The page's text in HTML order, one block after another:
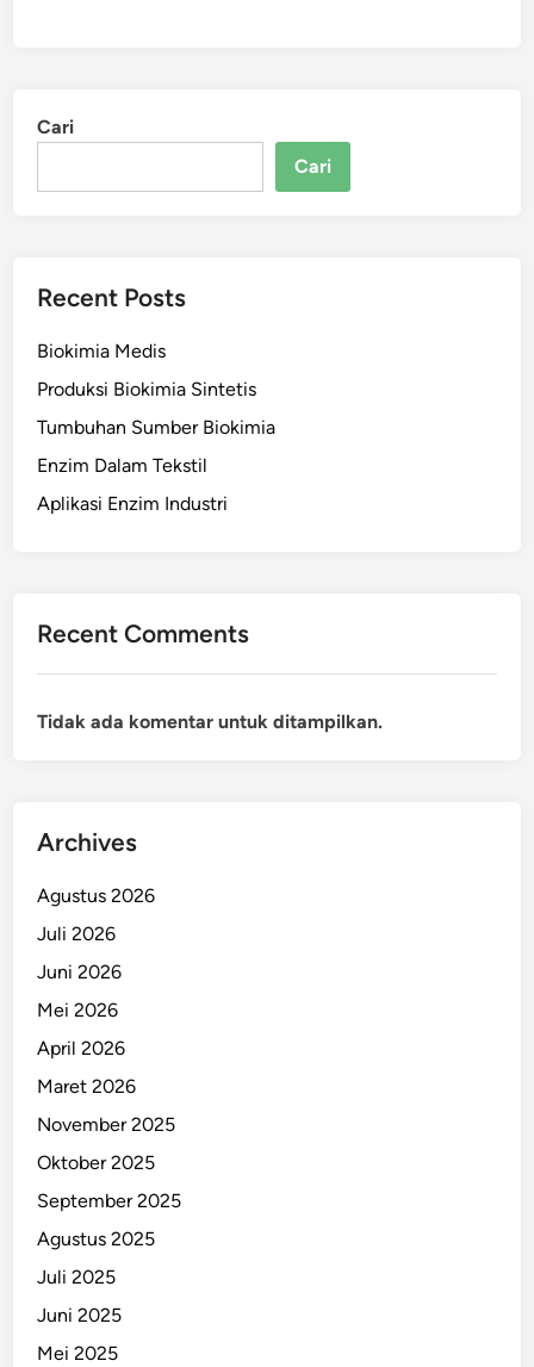
Cari
Cari
Recent Posts
Biokimia Medis
Produksi Biokimia Sintetis
Tumbuhan Sumber Biokimia
Enzim Dalam Tekstil
Aplikasi Enzim Industri
Recent Comments
Tidak ada komentar untuk ditampilkan.
Archives
Agustus 2026
Juli 2026
Juni 2026
Mei 2026
April 2026
Maret 2026
November 2025
Oktober 2025
September 2025
Agustus 2025
Juli 2025
Juni 2025
Mei 2025